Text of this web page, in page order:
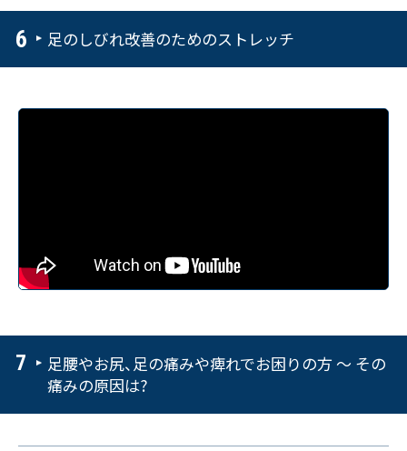
足のしびれ改善のためのストレッチ
足腰やお尻、足の痛みや痺れでお困りの方 ～ その
痛みの原因は?